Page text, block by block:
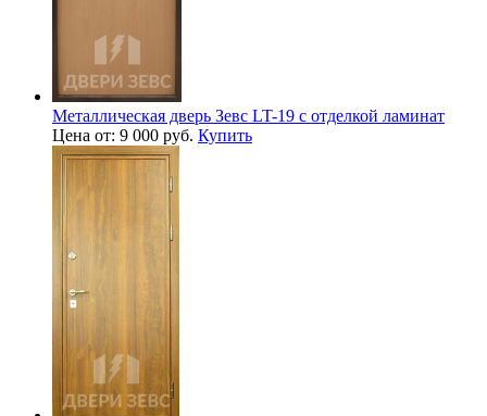
Металлическая дверь Зевс LT-19 с отделкой ламинат
Цена от: 9 000 руб. Купить